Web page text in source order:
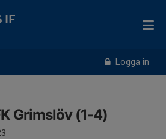
Logga in
IF
Grimslöv (1-4)